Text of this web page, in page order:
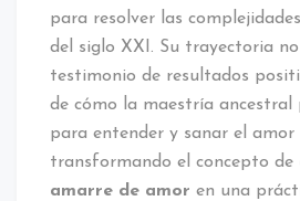
para resolver las
del siglo XXI. Su trayectoria
testimonio de resultados
de cómo la maestría ancestral
para entender y sanar el amor
transformando el concepto de
amarre de amor en una